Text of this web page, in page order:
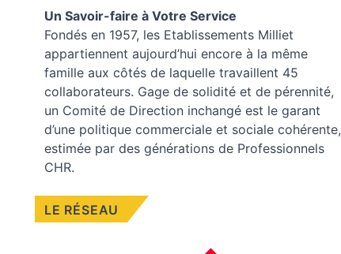
Un Savoir-faire à Votre Service
Fondés en 1957, les Etablissements Milliet
appartiennent aujourd’hui encore à la même
famille aux côtés de laquelle travaillent 45
collaborateurs. Gage de solidité et de pérennité,
un Comité de Direction inchangé est le garant
d’une politique commerciale et sociale cohérente,
estimée par des générations de Professionnels
CHR.
LE RÉSEAU